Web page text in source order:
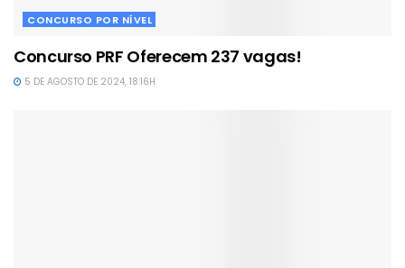
CONCURSO POR NÍVEL
Concurso PRF Oferecem 237 vagas!
5 DE AGOSTO DE 2024, 18:16H